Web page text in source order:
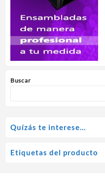
Buscar
Quízás te interese…
Etiquetas del producto